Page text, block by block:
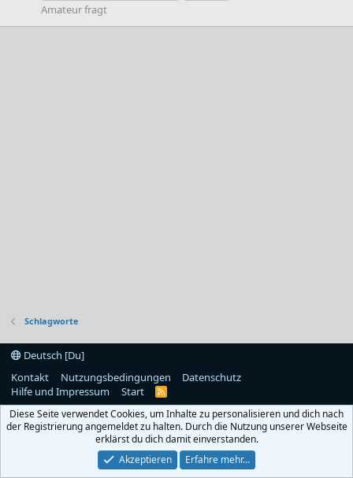
Amateur fragt
Schlagworte
Deutsch [Du]
Kontakt
Nutzungsbedingungen
Datenschutz
Hilfe und Impressum
Start
R
S
Diese Seite verwendet Cookies, um Inhalte zu personalisieren und dich nach
der Registrierung angemeldet zu halten. Durch die Nutzung unserer Webseite
erklärst du dich damit einverstanden.
Akzeptieren
Erfahre mehr…